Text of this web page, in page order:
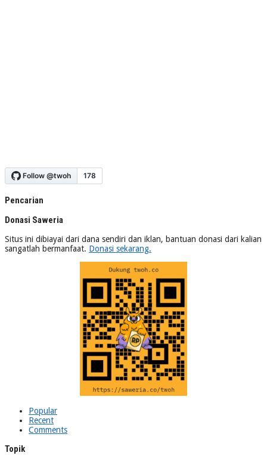
Pencarian
Donasi Saweria
Situs ini dibiayai dari dana sendiri dan iklan, bantuan donasi dari kalian
sangatlah bermanfaat. Donasi sekarang.
Popular
Recent
Comments
Topik